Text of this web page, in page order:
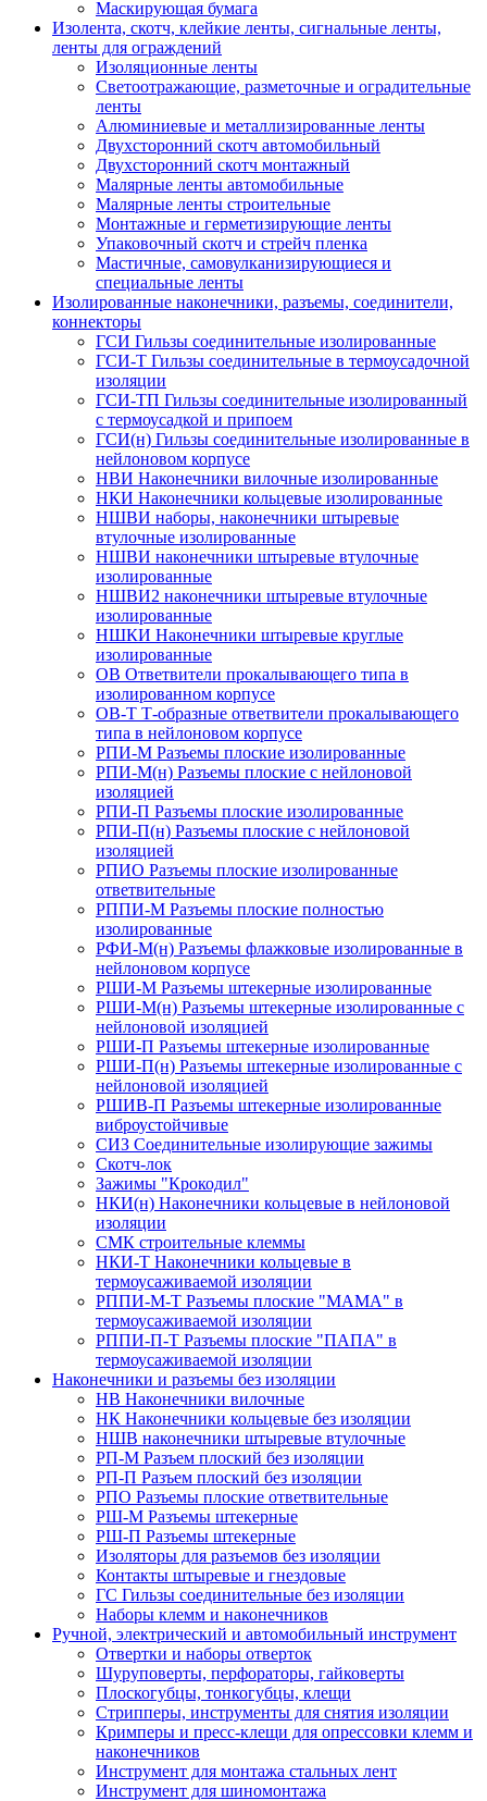
Маскирующая бумага
Изолента, скотч, клейкие ленты, сигнальные ленты,
ленты для ограждений
Изоляционные ленты
Светоотражающие, разметочные и оградительные
ленты
Алюминиевые и металлизированные ленты
Двухсторонний скотч автомобильный
Двухсторонний скотч монтажный
Малярные ленты автомобильные
Малярные ленты строительные
Монтажные и герметизирующие ленты
Упаковочный скотч и стрейч пленка
Мастичные, самовулканизирующиеся и
специальные ленты
Изолированные наконечники, разъемы, соединители,
коннекторы
ГСИ Гильзы соединительные изолированные
ГСИ-Т Гильзы соединительные в термоусадочной
изоляции
ГСИ-ТП Гильзы соединительные изолированный
с термоусадкой и припоем
ГСИ(н) Гильзы соединительные изолированные в
нейлоновом корпусе
НВИ Наконечники вилочные изолированные
НКИ Наконечники кольцевые изолированные
НШВИ наборы, наконечники штыревые
втулочные изолированные
НШВИ наконечники штыревые втулочные
изолированные
НШВИ2 наконечники штыревые втулочные
изолированные
НШКИ Наконечники штыревые круглые
изолированные
ОВ Ответвители прокалывающего типа в
изолированном корпусе
ОВ-Т Т-образные ответвители прокалывающего
типа в нейлоновом корпусе
РПИ-М Разъемы плоские изолированные
РПИ-М(н) Разъемы плоские с нейлоновой
изоляцией
РПИ-П Разъемы плоские изолированные
РПИ-П(н) Разъемы плоские с нейлоновой
изоляцией
РПИО Разъемы плоские изолированные
ответвительные
РППИ-М Разъемы плоские полностью
изолированные
РФИ-М(н) Разъемы флажковые изолированные в
нейлоновом корпусе
РШИ-М Разъемы штекерные изолированные
РШИ-М(н) Разъемы штекерные изолированные с
нейлоновой изоляцией
РШИ-П Разъемы штекерные изолированные
РШИ-П(н) Разъемы штекерные изолированные с
нейлоновой изоляцией
РШИВ-П Разъемы штекерные изолированные
виброустойчивые
СИЗ Соединительные изолирующие зажимы
Скотч-лок
Зажимы "Крокодил"
НКИ(н) Наконечники кольцевые в нейлоновой
изоляции
СМК строительные клеммы
НКИ-Т Наконечники кольцевые в
термоусаживаемой изоляции
РППИ-М-Т Разъемы плоские "МАМА" в
термоусаживаемой изоляции
РППИ-П-Т Разъемы плоские "ПАПА" в
термоусаживаемой изоляции
Наконечники и разъемы без изоляции
НВ Наконечники вилочные
НК Наконечники кольцевые без изоляции
НШВ наконечники штыревые втулочные
РП-М Разъем плоский без изоляции
РП-П Разъем плоский без изоляции
РПО Разъемы плоские ответвительные
РШ-М Разъемы штекерные
РШ-П Разъемы штекерные
Изоляторы для разъемов без изоляции
Контакты штыревые и гнездовые
ГС Гильзы соединительные без изоляции
Наборы клемм и наконечников
Ручной, электрический и автомобильный инструмент
Отвертки и наборы отверток
Шуруповерты, перфораторы, гайковерты
Плоскогубцы, тонкогубцы, клещи
Стрипперы, инструменты для снятия изоляции
Кримперы и пресс-клещи для опрессовки клемм и
наконечников
Инструмент для монтажа стальных лент
Инструмент для шиномонтажа